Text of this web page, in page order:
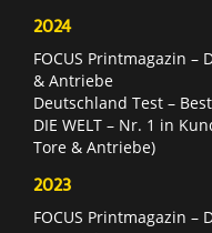
2024
FOCUS Printmagazin
& Antriebe
Deutschland Test –
DIE WELT – Nr. 1 in
Tore & Antriebe)
2023
FOCUS Printmagazin